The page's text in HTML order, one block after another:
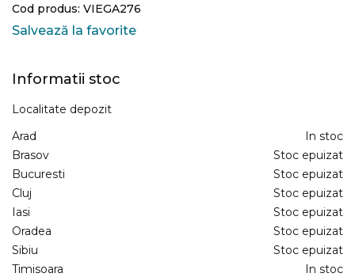
Cod produs: VIEGA276
Salvează la favorite
Informatii stoc
Localitate depozit
Arad
In stoc
Brasov
Stoc epuizat
Bucuresti
Stoc epuizat
Cluj
Stoc epuizat
Iasi
Stoc epuizat
Oradea
Stoc epuizat
Sibiu
Stoc epuizat
Timisoara
In stoc